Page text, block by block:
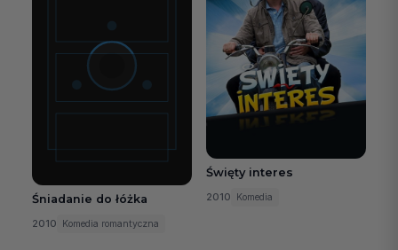
Śniadanie do łóżka
2010 Komedia romantyczna
Święty interes
2010 Komedia